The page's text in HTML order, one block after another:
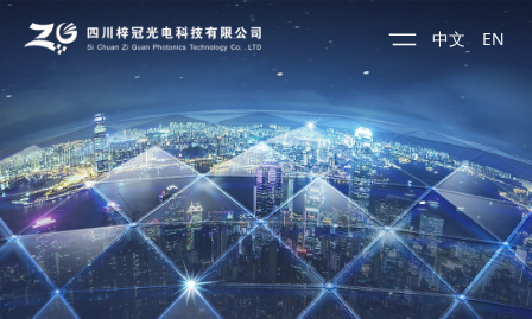
中文 EN